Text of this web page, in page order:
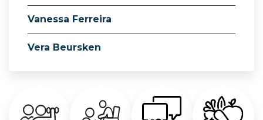
Vanessa Ferreira
Vera Beursken